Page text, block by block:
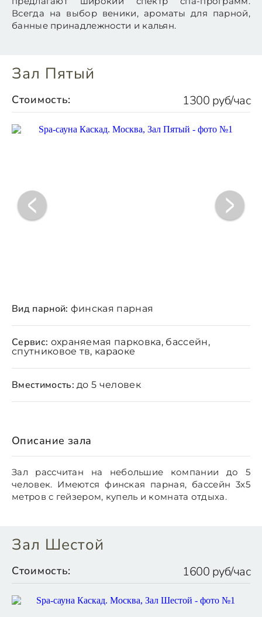
Всегда на выбор веники, ароматы для парной,
банные принадлежности и кальян.
Зал Пятый
Стоимость: 1300 руб/час
Вид парной: финская парная
Сервис: охраняемая парковка, бассейн,
спутниковое тв, караоке
Вместимость: до 5 человек
Описание зала
Зал рассчитан на небольшие компании до 5
человек. Имеются финская парная, бассейн 3x5
метров с гейзером, купель и комната отдыха.
Зал Шестой
Стоимость: 1600 руб/час